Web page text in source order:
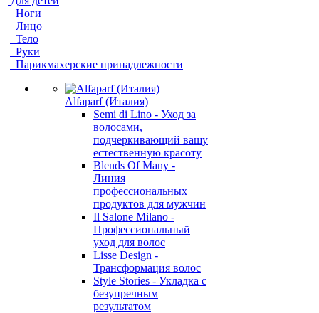
Ноги
Лицо
Тело
Руки
Парикмахерские принадлежности
Alfaparf (Италия)
Semi di Lino - Уход за
волосами,
подчеркивающий вашу
естественную красоту
Blends Of Many -
Линия
профессиональных
продуктов для мужчин
Il Salone Milano -
Профессиональный
уход для волос
Lisse Design -
Трансформация волос
Style Stories - Укладка с
безупречным
результатом